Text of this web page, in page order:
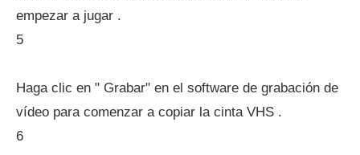
empezar a jugar .
5
Haga clic en " Grabar" en el software de grabación de
vídeo para comenzar a copiar la cinta VHS .
6